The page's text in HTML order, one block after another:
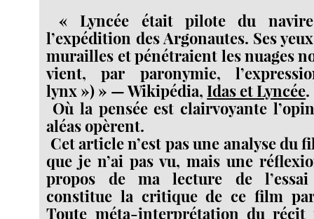
« Lyncée était pilote du
l’expédition des Argonautes. Ses
murailles et pénétraient les nuages
vient, par paronymie,
lynx ») » — Wikipédia,Idas et Lyncée.
Où la pensée est clairvoyante
aléas opèrent.
Cet article n’est pas une analyse du
que je n’ai pas vu, mais une
propos de ma lecture de
constitue la critique de ce film
Toute méta-interprétation du